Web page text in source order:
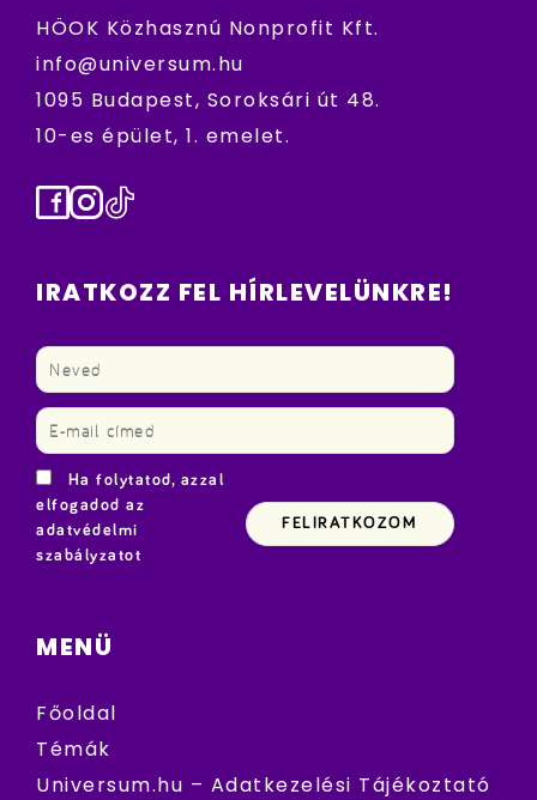
HÖOK Közhasznú Nonprofit Kft.
info@universum.hu
1095 Budapest, Soroksári út 48.
10-es épület, 1. emelet.
Facebook
Instagram
TikTok
IRATKOZZ FEL HÍRLEVELÜNKRE!
Ha folytatod, azzal
elfogadod az
adatvédelmi
szabályzatot
MENÜ
Főoldal
Témák
Universum.hu – Adatkezelési Tájékoztató